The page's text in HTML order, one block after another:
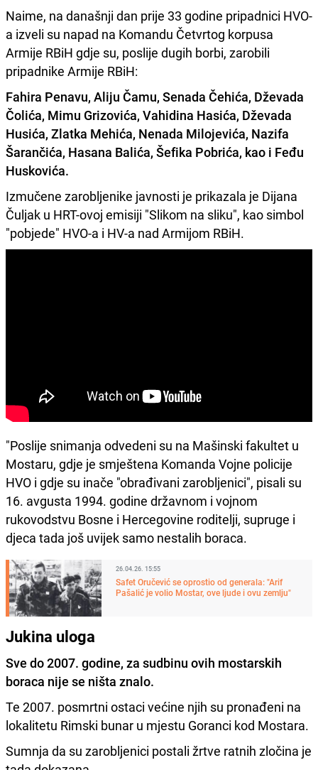
Naime, na današnji dan prije 33 godine pripadnici HVO-
a izveli su napad na Komandu Četvrtog korpusa
Armije RBiH gdje su, poslije dugih borbi, zarobili
pripadnike Armije RBiH:
Fahira Penavu, Aliju Čamu, Senada Čehića, Dževada
Čolića, Mimu Grizovića, Vahidina Hasića, Dževada
Husića, Zlatka Mehića, Nenada Milojevića, Nazifa
Šarančića, Hasana Balića, Šefika Pobrića, kao i Feđu
Huskovića.
Izmučene zarobljenike javnosti je prikazala je Dijana
Čuljak u HRT-ovoj emisiji "Slikom na sliku", kao simbol
"pobjede" HVO-a i HV-a nad Armijom RBiH.
"Poslije snimanja odvedeni su na Mašinski fakultet u
Mostaru, gdje je smještena Komanda Vojne policije
HVO i gdje su inače "obrađivani zarobljenici", pisali su
16. avgusta 1994. godine državnom i vojnom
rukovodstvu Bosne i Hercegovine roditelji, supruge i
djeca tada još uvijek samo nestalih boraca.
26.04.26. 15:55
Safet Oručević se oprostio od generala: "Arif
Pašalić je volio Mostar, ove ljude i ovu zemlju"
Jukina uloga
Sve do 2007. godine, za sudbinu ovih mostarskih
boraca nije se ništa znalo.
Te 2007. posmrtni ostaci većine njih su pronađeni na
lokalitetu Rimski bunar u mjestu Goranci kod Mostara.
Sumnja da su zarobljenici postali žrtve ratnih zločina je